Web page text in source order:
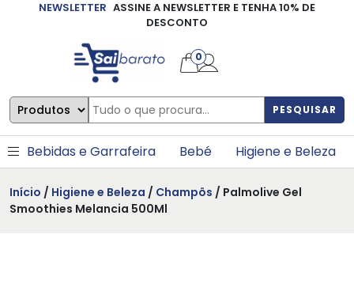
NEWSLETTER ASSINE A NEWSLETTER E TENHA 10% DE
DESCONTO
PESQUISAR
0
Bebidas e Garrafeira Bebé Higiene e Beleza
Início / Higiene e Beleza / Champôs / Palmolive Gel
Smoothies Melancia 500Ml